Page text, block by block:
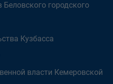
городского
Кузбасса
власти Кемеровской